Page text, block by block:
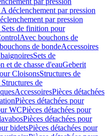
déclenchement par pression
par pression
Sets de finition pour
Avec bouchons de
de bondeAccessoires
Sets de
et de chasse d'eauGeberit
CloisonsStructures de
de
AccessoiresPièces détachées
Pièces détachées pour
WCPièces détachées pour
Pièces détachées pour
bidetsPièces détachées pour